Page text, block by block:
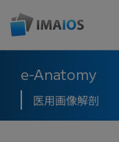
e-Anatomy
医用画像解剖